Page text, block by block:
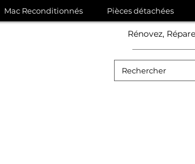
Rénovez,
Mac Reconditionnés Pièces détachées